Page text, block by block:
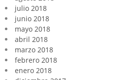
julio 2018
junio 2018
mayo 2018
abril 2018
marzo 2018
febrero 2018
enero 2018